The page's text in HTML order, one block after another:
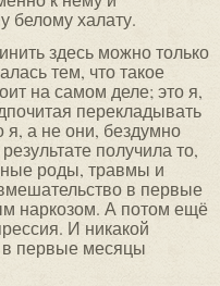
белому халату.
здесь можно только
тем, что такое
на самом деле; это я,
перекладывать
я, а не они, бездумно
получила то,
роды, травмы и
в первые
наркозом. А потом ещё
И никакой
в первые месяцы